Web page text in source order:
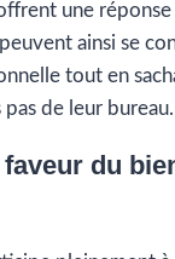
une
ainsi se
tout en
de leur bureau.
du